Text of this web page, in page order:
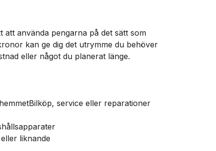
använda pengarna på det sätt som
kan ge dig det utrymme du behöver
eller något du planerat länge.
service eller reparationer
liknande